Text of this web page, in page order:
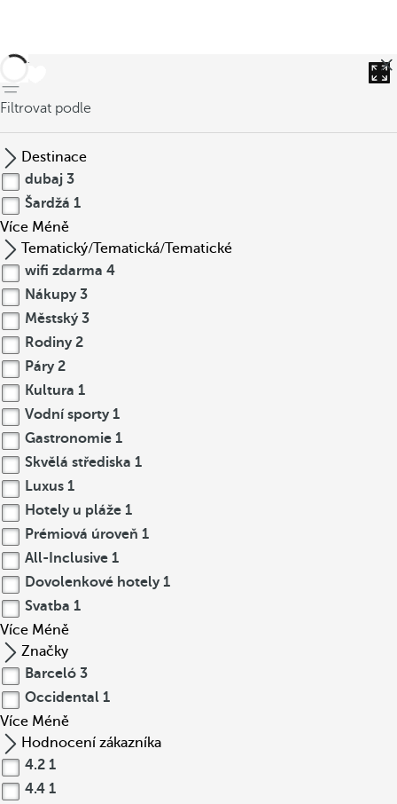
Zpět
Filtrovat podle
Destinace
dubaj 3
Šardžá 1
Více Méně
Tematický/Tematická/Tematické
wifi zdarma 4
Nákupy 3
Městský 3
Rodiny 2
Páry 2
Kultura 1
Vodní sporty 1
Gastronomie 1
Skvělá střediska 1
Luxus 1
Hotely u pláže 1
Prémiová úroveň 1
All-Inclusive 1
Dovolenkové hotely 1
Svatba 1
Více Méně
Značky
Barceló 3
Occidental 1
Více Méně
Hodnocení zákazníka
4.2 1
4.4 1